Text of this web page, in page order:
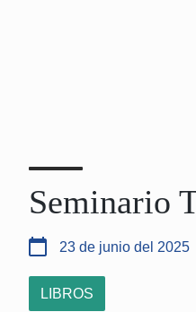
Seminario
23 de junio del 2025
LIBROS